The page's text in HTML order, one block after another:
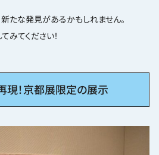
たな発見があるかもしれません。
みてください！
現！京都展限定の展示